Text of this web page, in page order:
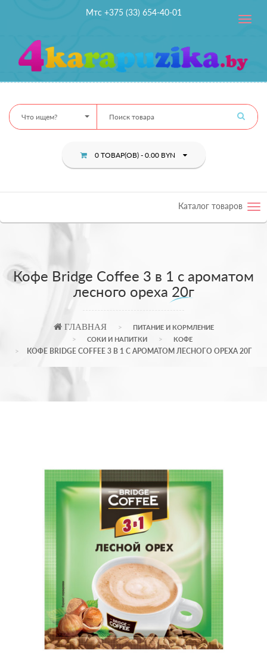
Мтс +375 (33) 654-40-01
Toggle
Что ищем?
0 ТОВАР(ОВ) - 0.00 BYN
Каталог товаров
Кофе Bridge Coffee 3 в 1 с ароматом
лесного ореха 20г
ГЛАВНАЯ
ПИТАНИЕ И КОРМЛЕНИЕ
СОКИ И НАПИТКИ
КОФЕ
КОФЕ BRIDGE COFFEE 3 В 1 С АРОМАТОМ ЛЕСНОГО ОРЕХА 20Г